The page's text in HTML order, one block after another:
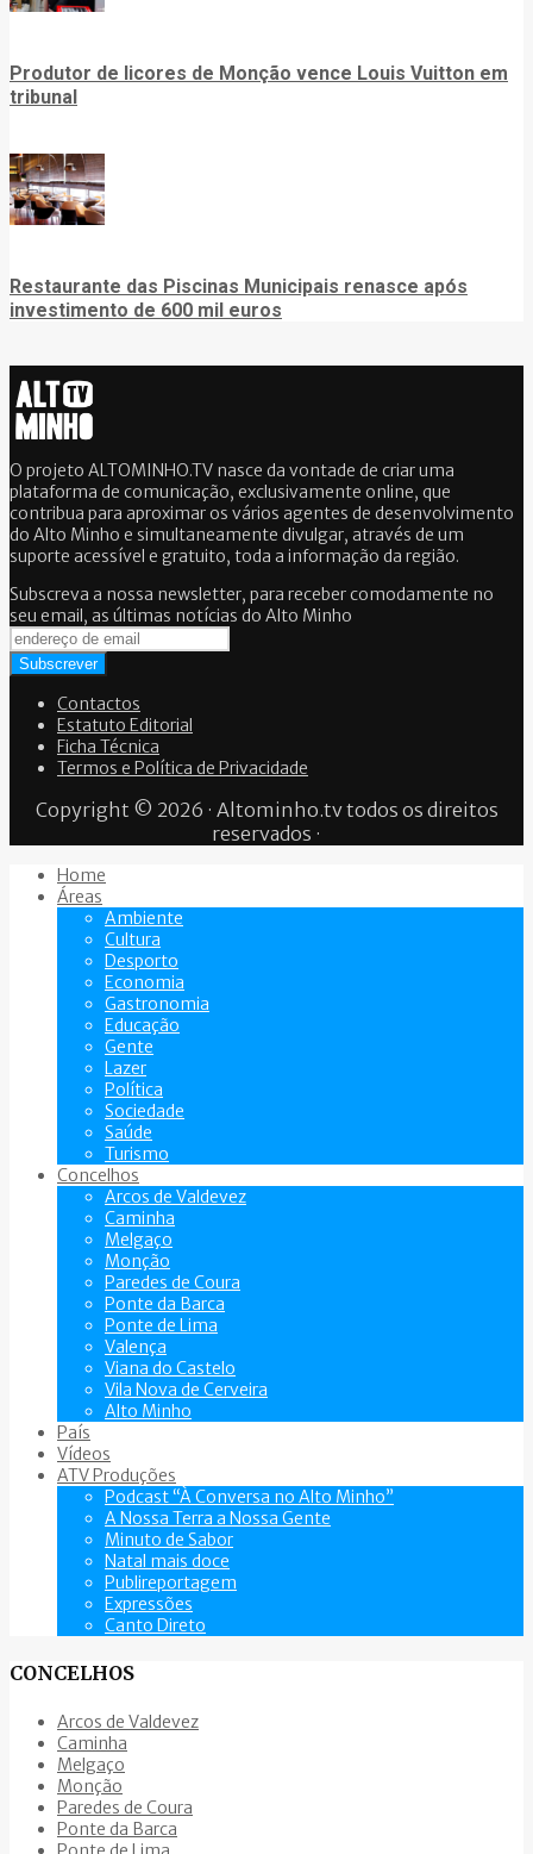
Produtor de licores de Monção vence Louis Vuitton em
tribunal
Restaurante das Piscinas Municipais renasce após
investimento de 600 mil euros
O projeto ALTOMINHO.TV nasce da vontade de criar uma
plataforma de comunicação, exclusivamente online, que
contribua para aproximar os vários agentes de desenvolvimento
do Alto Minho e simultaneamente divulgar, através de um
suporte acessível e gratuito, toda a informação da região.
Subscreva a nossa newsletter, para receber comodamente no
seu email, as últimas notícias do Alto Minho
Contactos
Estatuto Editorial
Ficha Técnica
Termos e Política de Privacidade
Copyright © 2026 · Altominho.tv todos os direitos
reservados ·
Home
Áreas
Ambiente
Cultura
Desporto
Economia
Gastronomia
Educação
Gente
Lazer
Política
Sociedade
Saúde
Turismo
Concelhos
Arcos de Valdevez
Caminha
Melgaço
Monção
Paredes de Coura
Ponte da Barca
Ponte de Lima
Valença
Viana do Castelo
Vila Nova de Cerveira
Alto Minho
País
Vídeos
ATV Produções
Podcast “À Conversa no Alto Minho”
A Nossa Terra a Nossa Gente
Minuto de Sabor
Natal mais doce
Publireportagem
Expressões
Canto Direto
CONCELHOS
Arcos de Valdevez
Caminha
Melgaço
Monção
Paredes de Coura
Ponte da Barca